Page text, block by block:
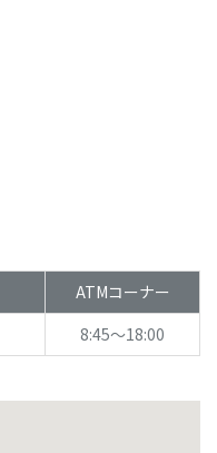
ATMコーナー
8:45～18:00